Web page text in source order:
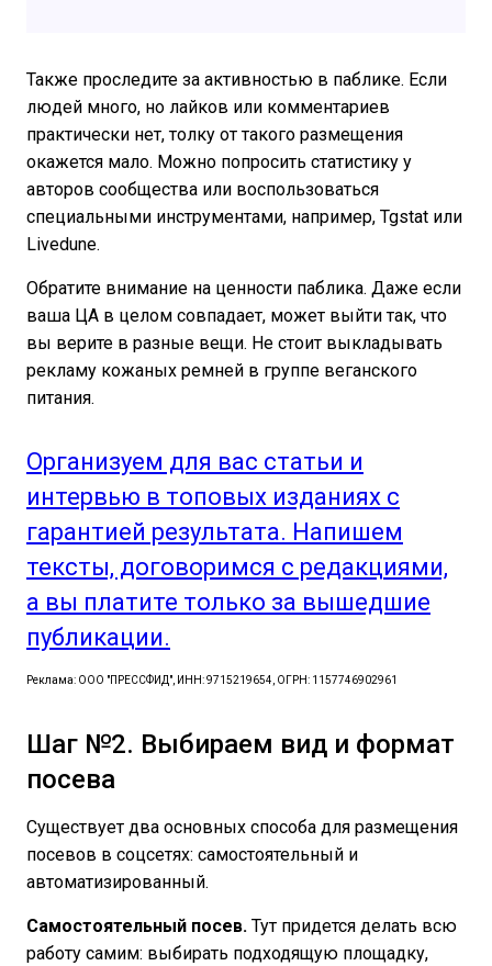
Также проследите за активностью в паблике. Если
людей много, но лайков или комментариев
практически нет, толку от такого размещения
окажется мало. Можно попросить статистику у
авторов сообщества или воспользоваться
специальными инструментами, например, Tgstat или
Livedune.
Обратите внимание на ценности паблика. Даже если
ваша ЦА в целом совпадает, может выйти так, что
вы верите в разные вещи. Не стоит выкладывать
рекламу кожаных ремней в группе веганского
питания.
Организуем для вас статьи и
интервью в топовых изданиях с
гарантией результата. Напишем
тексты, договоримся с редакциями,
а вы платите только за вышедшие
публикации.
Реклама: ООО "ПРЕССФИД", ИНН: 9715219654, ОГРН: 1157746902961
Шаг №2. Выбираем вид и формат
посева
Существует два основных способа для размещения
посевов в соцсетях: самостоятельный и
автоматизированный.
Самостоятельный посев. Тут придется делать всю
работу самим: выбирать подходящую площадку,